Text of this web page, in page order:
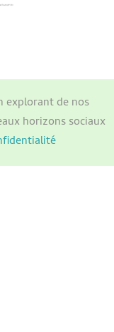
explorant de nos
horizons sociaux